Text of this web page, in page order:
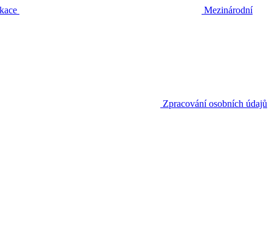
Mezinárodní
Zpracování osobních údajů